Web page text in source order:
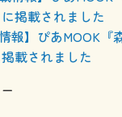
報】ぴあMOOK『
載されました